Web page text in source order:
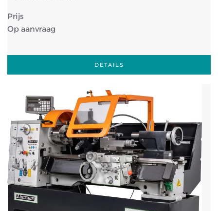
Prijs
Op aanvraag
DETAILS